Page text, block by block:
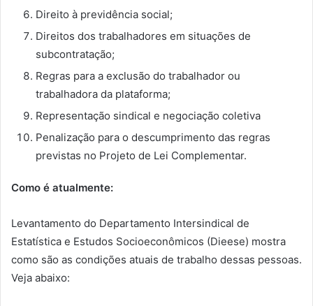
Direito à previdência social;
Direitos dos trabalhadores em situações de
subcontratação;
Regras para a exclusão do trabalhador ou
trabalhadora da plataforma;
Representação sindical e negociação coletiva
Penalização para o descumprimento das regras
previstas no Projeto de Lei Complementar.
Como é atualmente:
Levantamento do Departamento Intersindical de
Estatística e Estudos Socioeconômicos (Dieese) mostra
como são as condições atuais de trabalho dessas pessoas.
Veja abaixo: